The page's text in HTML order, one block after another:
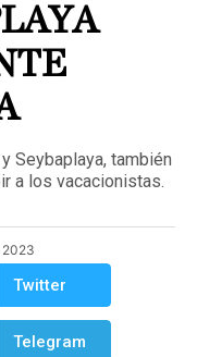
Seybaplaya, también
a los vacacionistas.
2023
Twitter
Telegram